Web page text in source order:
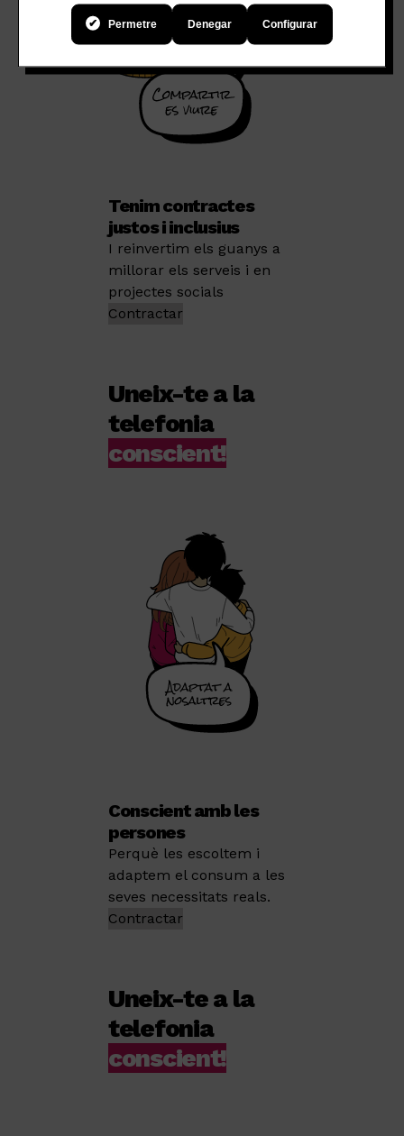
Permetre Denegar Configurar
Tenim contractes
justos i inclusius
I reinvertim els guanys a
millorar els serveis i en
projectes socials
Contractar
Uneix-te a la
telefonia
conscient!
Conscient amb les
persones
Perquè les escoltem i
adaptem el consum a les
seves necessitats reals.
Contractar
Uneix-te a la
telefonia
conscient!